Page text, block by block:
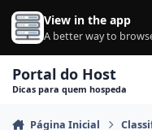
Ir para conteúdo
View in the app
A better way to
Portal do Host
Dicas para quem hospeda
Página Inicial